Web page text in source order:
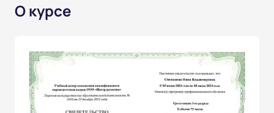
О курсе